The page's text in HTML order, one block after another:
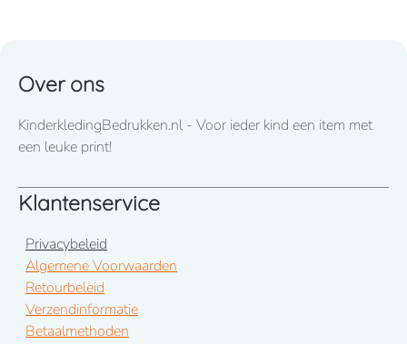
stiksel aan de mouwuiteinden.
Over ons
KinderkledingBedrukken.nl - Voor ieder kind een item met
een leuke print!
Klantenservice
Privacybeleid
Algemene Voorwaarden
Retourbeleid
Verzendinformatie
Betaalmethoden